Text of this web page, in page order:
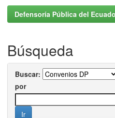
Defensoría Pública del
Búsqueda
Buscar:
por